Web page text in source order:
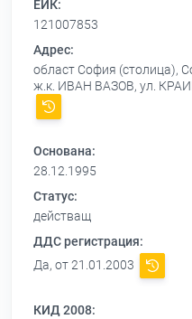
ЕИК:
121007853
Адрес:
област София (столица),
ж.к. ИВАН ВАЗОВ, ул.
Основана:
28.12.1995
Статус:
действащ
ДДС регистрация:
Да, от 21.01.2003
КИД 2008: